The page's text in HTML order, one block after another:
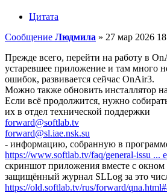
Цитата
Сообщение Людмила » 27 мар 2026
Прежде всего, перейти на работу в
устаревшее приложение и там много
ошибок, развивается сейчас OnAir3.
Можно также обновить инсталлятор
Если всё продолжится, нужно
их в отдел технической поддержки
forward@softlab.tv
forward@sl.iae.nsk.su
- информацию, собранную в
https://www.softlab.tv/faq/general-issu ...
скриншот приложения вместе с
защищённый журнал SLLog за это
https://old.softlab.tv/rus/forward/